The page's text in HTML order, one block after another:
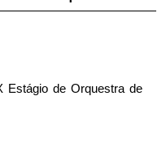
Estágio de Orquestra de